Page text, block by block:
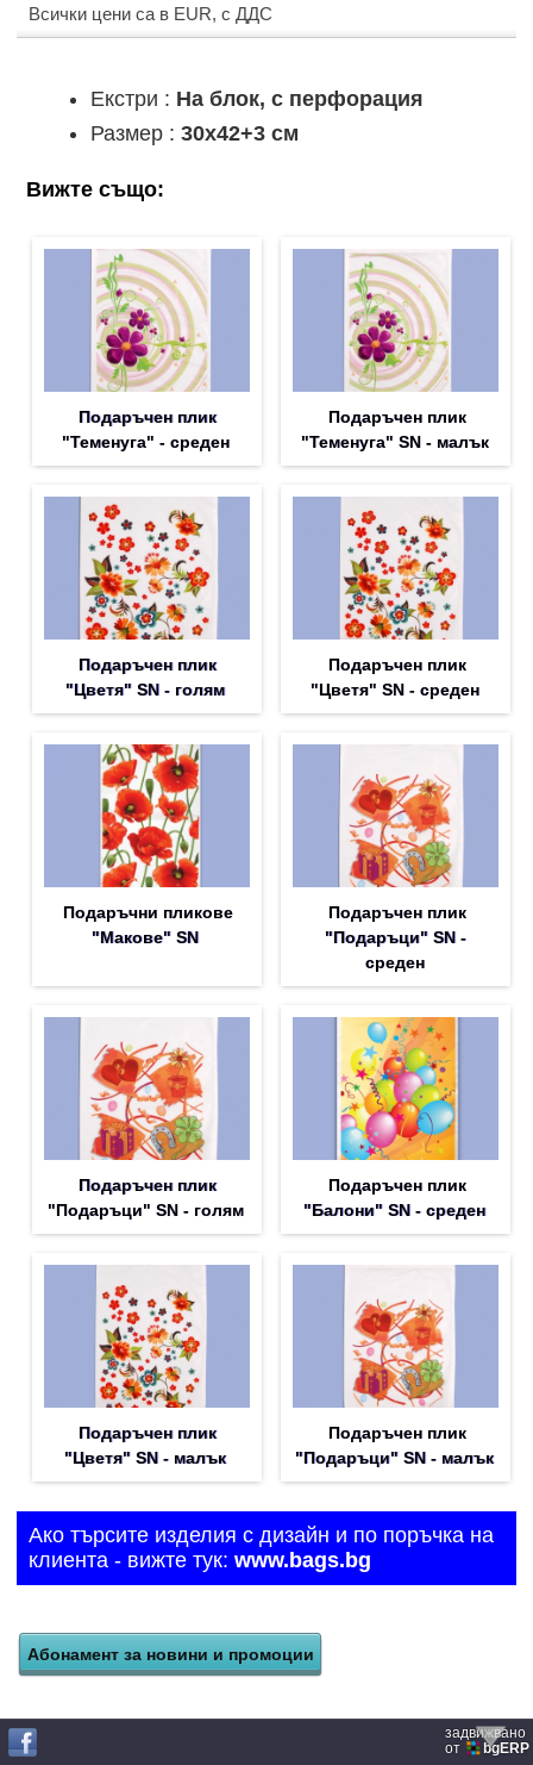
Всички цени са в EUR, с ДДС
Екстри : На блок, с перфорация
Размер : 30x42+3 см
Вижте също:
Подаръчен плик
"Теменуга" - среден
Подаръчен плик
"Теменуга" SN - малък
Подаръчен плик
"Цветя" SN - голям
Подаръчен плик
"Цветя" SN - среден
Подаръчни пликове
"Макове" SN
Подаръчен плик
"Подаръци" SN -
среден
Подаръчен плик
"Подаръци" SN - голям
Подаръчен плик
"Балони" SN - среден
Подаръчен плик
"Цветя" SN - малък
Подаръчен плик
"Подаръци" SN - малък
Ако търсите изделия с дизайн и по поръчка на
клиента - вижте тук: www.bags.bg
задвижвано
от
bgERP